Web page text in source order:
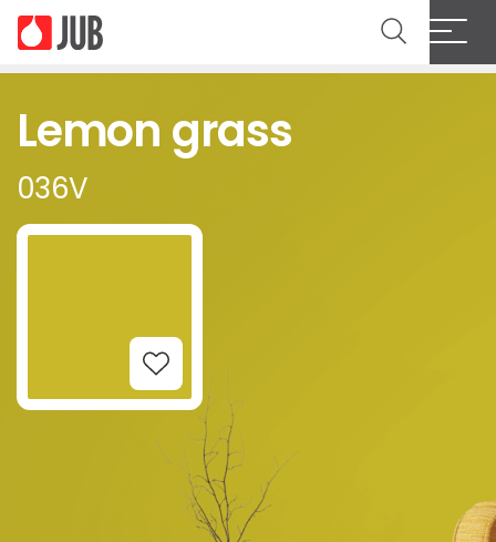
Lemon grass
036V
Add to Wishlist